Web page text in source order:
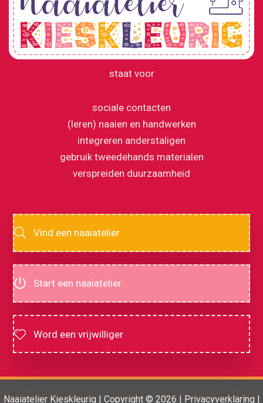
staat voor
sociale contacten
(leren) naaien en handwerken
integreren anderstaligen
gebruik tweedehands materialen
verspreiden duurzaamheid
Vind een naaiatelier
Start een naaiatelier
Word een vrijwilliger
Naaiatelier Kieskleurig | Copyright © 2026 | Privacyverklaring |